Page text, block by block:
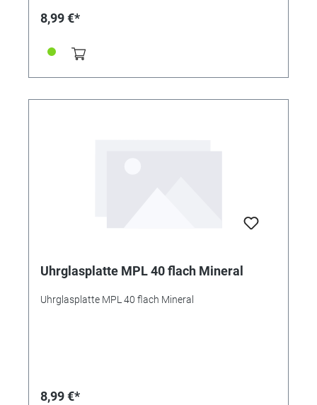
8,99 €*
Uhrglasplatte MPL 40 flach Mineral
Uhrglasplatte MPL 40 flach Mineral
8,99 €*